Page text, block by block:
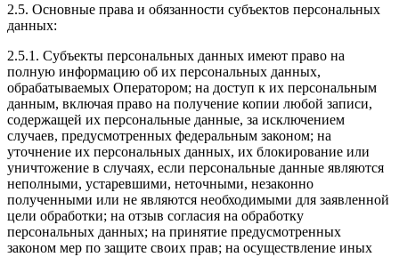
2.5. Основные права и обязанности субъектов персональных
данных:
2.5.1. Субъекты персональных данных имеют право на
полную информацию об их персональных данных,
обрабатываемых Оператором; на доступ к их персональным
данным, включая право на получение копии любой записи,
содержащей их персональные данные, за исключением
случаев, предусмотренных федеральным законом; на
уточнение их персональных данных, их блокирование или
уничтожение в случаях, если персональные данные являются
неполными, устаревшими, неточными, незаконно
полученными или не являются необходимыми для заявленной
цели обработки; на отзыв согласия на обработку
персональных данных; на принятие предусмотренных
законом мер по защите своих прав; на осуществление иных